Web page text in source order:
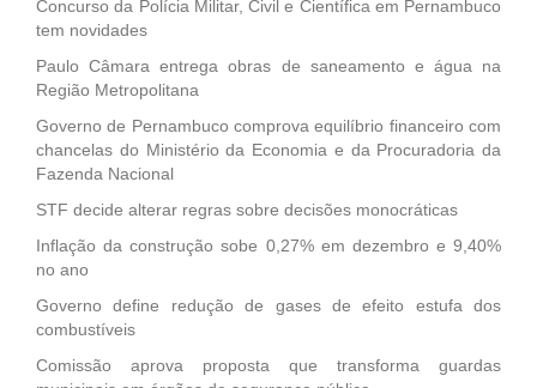
Concurso da Polícia Militar, Civil e Científica em Pernambuco
tem novidades
Paulo Câmara entrega obras de saneamento e água na
Região Metropolitana
Governo de Pernambuco comprova equilíbrio financeiro com
chancelas do Ministério da Economia e da Procuradoria da
Fazenda Nacional
STF decide alterar regras sobre decisões monocráticas
Inflação da construção sobe 0,27% em dezembro e 9,40%
no ano
Governo define redução de gases de efeito estufa dos
combustíveis
Comissão aprova proposta que transforma guardas